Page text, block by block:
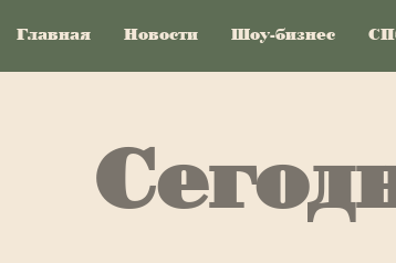
Главная Новости Шоу-бизнес